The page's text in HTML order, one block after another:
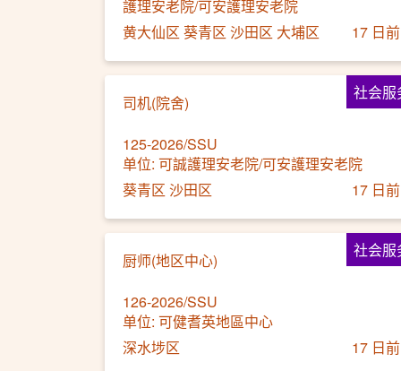
護理安老院/可安護理安老院
黄大仙区 葵青区 沙田区 大埔区
17 日前
社会服
司机(院舍)
125-2026/SSU
单位: 可誠護理安老院/可安護理安老院
葵青区 沙田区
17 日前
社会服
厨师(地区中心)
126-2026/SSU
单位: 可健耆英地區中心
深水埗区
17 日前